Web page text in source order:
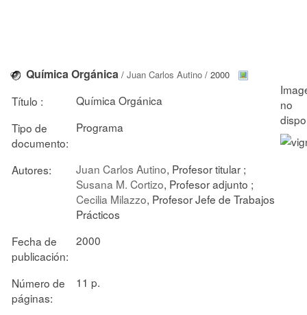
Química Orgánica / Juan Carlos Autino / 2000
Título :
Química Orgánica
Tipo de
documento:
Programa
Autores: Juan Carlos Autino, Profesor titular ;
Susana M. Cortizo, Profesor adjunto ;
Cecilia Milazzo, Profesor Jefe de Trabajos
Prácticos
Fecha de
publicación:
2000
Número de
páginas:
11 p.